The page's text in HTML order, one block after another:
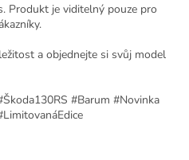
Produkt je viditelný pouze pro
a objednejte si svůj model
#Barum #Novinka